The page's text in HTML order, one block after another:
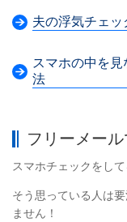
夫の浮気チェッ
スマホの中を
法
フリーメー
スマホチェックをし
そう思っている人は
ません！